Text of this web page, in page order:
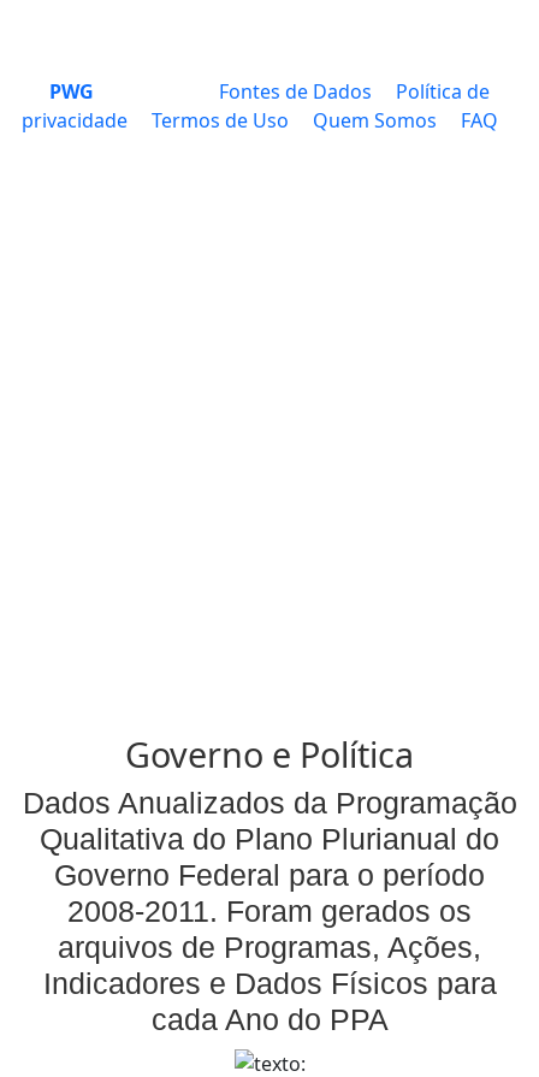
PWG Fontes de Dados
Política de
privacidade
Termos de Uso Quem Somos FAQ
Governo e Política
Dados Anualizados da Programação
Qualitativa do Plano Plurianual do
Governo Federal para o período
2008-2011. Foram gerados os
arquivos de Programas, Ações,
Indicadores e Dados Físicos para
cada Ano do PPA